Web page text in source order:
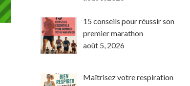
15 conseils pour réussir son
premier marathon
août 5, 2026
Maîtrisez votre respiration